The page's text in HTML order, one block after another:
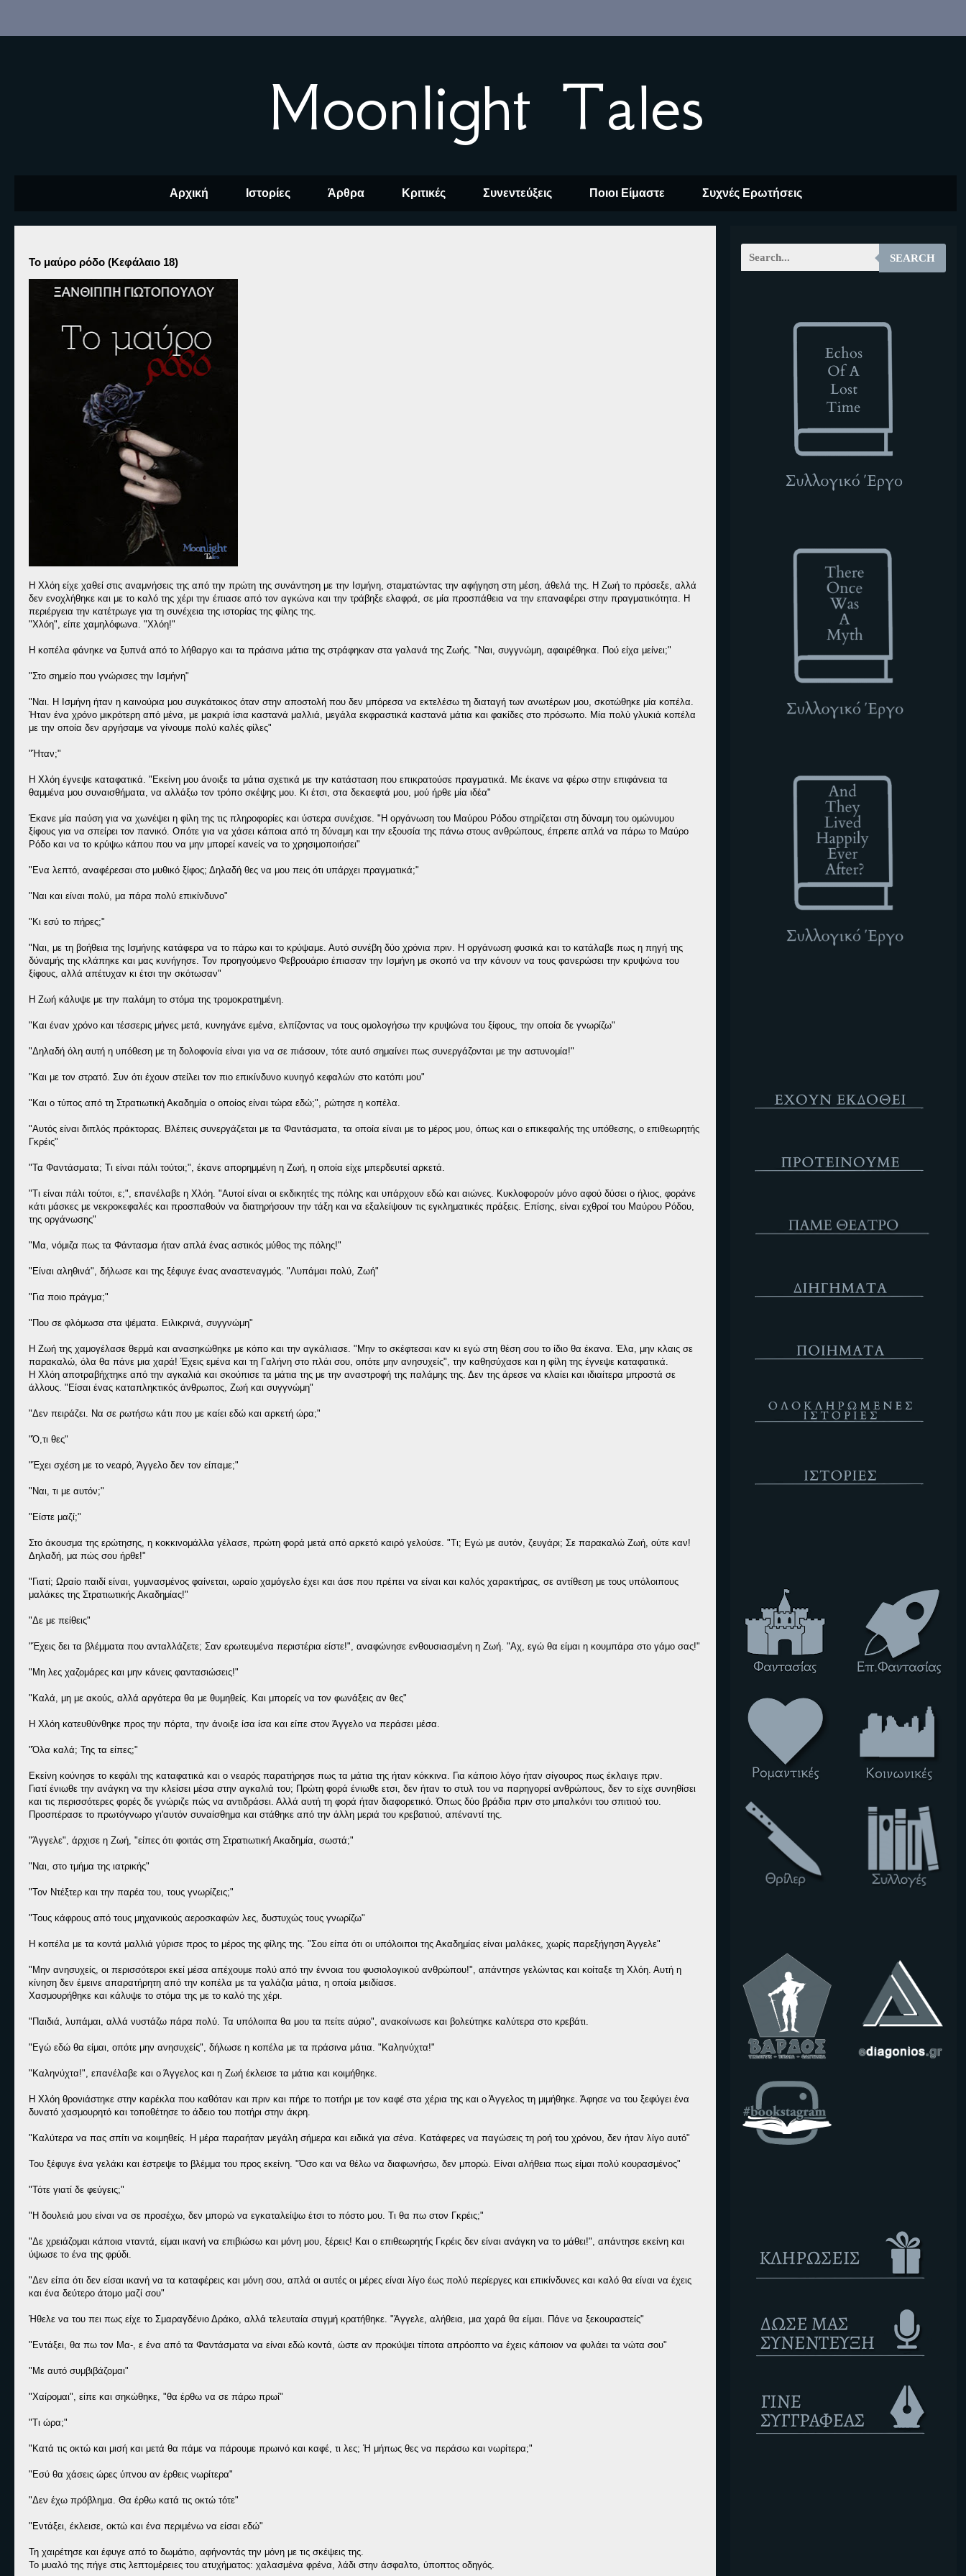
Moonlight Tales
Αρχική Ιστορίες Άρθρα Κριτικές Συνεντεύξεις Ποιοι Είμαστε Συχνές Ερωτήσεις
Το μαύρο ρόδο (Κεφάλαιο 18)
Η Χλόη είχε χαθεί στις αναμνήσεις της από την πρώτη της συνάντηση με την Ισμήνη, σταματώντας την αφήγηση στη μέση, άθελά της. Η Ζωή το πρόσεξε, αλλά
δεν ενοχλήθηκε και με το καλό της χέρι την έπιασε από τον αγκώνα και την τράβηξε ελαφρά, σε μία προσπάθεια να την επαναφέρει στην πραγματικότητα. Η
περιέργεια την κατέτρωγε για τη συνέχεια της ιστορίας της φίλης της.
"Χλόη", είπε χαμηλόφωνα. "Χλόη!"
Η κοπέλα φάνηκε να ξυπνά από το λήθαργο και τα πράσινα μάτια της στράφηκαν στα γαλανά της Ζωής. "Ναι, συγγνώμη, αφαιρέθηκα. Πού είχα μείνει;"
"Στο σημείο που γνώρισες την Ισμήνη"
"Ναι. Η Ισμήνη ήταν η καινούρια μου συγκάτοικος όταν στην αποστολή που δεν μπόρεσα να εκτελέσω τη διαταγή των ανωτέρων μου, σκοτώθηκε μία κοπέλα.
Ήταν ένα χρόνο μικρότερη από μένα, με μακριά ίσια καστανά μαλλιά, μεγάλα εκφραστικά καστανά μάτια και φακίδες στο πρόσωπο. Μία πολύ γλυκιά κοπέλα
με την οποία δεν αργήσαμε να γίνουμε πολύ καλές φίλες"
"Ήταν;"
Η Χλόη έγνεψε καταφατικά. "Εκείνη μου άνοιξε τα μάτια σχετικά με την κατάσταση που επικρατούσε πραγματικά. Με έκανε να φέρω στην επιφάνεια τα
θαμμένα μου συναισθήματα, να αλλάξω τον τρόπο σκέψης μου. Κι έτσι, στα δεκαεφτά μου, μού ήρθε μία ιδέα"
Έκανε μία παύση για να χωνέψει η φίλη της τις πληροφορίες και ύστερα συνέχισε. "Η οργάνωση του Μαύρου Ρόδου στηρίζεται στη δύναμη του ομώνυμου
ξίφους για να σπείρει τον πανικό. Οπότε για να χάσει κάποια από τη δύναμη και την εξουσία της πάνω στους ανθρώπους, έπρεπε απλά να πάρω το Μαύρο
Ρόδο και να το κρύψω κάπου που να μην μπορεί κανείς να το χρησιμοποιήσει"
"Ενα λεπτό, αναφέρεσαι στο μυθικό ξίφος; Δηλαδή θες να μου πεις ότι υπάρχει πραγματικά;"
"Ναι και είναι πολύ, μα πάρα πολύ επικίνδυνο"
"Κι εσύ το πήρες;"
"Ναι, με τη βοήθεια της Ισμήνης κατάφερα να το πάρω και το κρύψαμε. Αυτό συνέβη δύο χρόνια πριν. Η οργάνωση φυσικά και το κατάλαβε πως η πηγή της
δύναμής της κλάπηκε και μας κυνήγησε. Τον προηγούμενο Φεβρουάριο έπιασαν την Ισμήνη με σκοπό να την κάνουν να τους φανερώσει την κρυψώνα του
ξίφους, αλλά απέτυχαν κι έτσι την σκότωσαν"
Η Ζωή κάλυψε με την παλάμη το στόμα της τρομοκρατημένη.
"Και έναν χρόνο και τέσσερις μήνες μετά, κυνηγάνε εμένα, ελπίζοντας να τους ομολογήσω την κρυψώνα του ξίφους, την οποία δε γνωρίζω"
"Δηλαδή όλη αυτή η υπόθεση με τη δολοφονία είναι για να σε πιάσουν, τότε αυτό σημαίνει πως συνεργάζονται με την αστυνομία!"
"Και με τον στρατό. Συν ότι έχουν στείλει τον πιο επικίνδυνο κυνηγό κεφαλών στο κατόπι μου"
"Και ο τύπος από τη Στρατιωτική Ακαδημία ο οποίος είναι τώρα εδώ;", ρώτησε η κοπέλα.
"Αυτός είναι διπλός πράκτορας. Βλέπεις συνεργάζεται με τα Φαντάσματα, τα οποία είναι με το μέρος μου, όπως και ο επικεφαλής της υπόθεσης, ο επιθεωρητής
Γκρέις"
"Τα Φαντάσματα; Τι είναι πάλι τούτοι;", έκανε απορημμένη η Ζωή, η οποία είχε μπερδευτεί αρκετά.
"Τι είναι πάλι τούτοι, ε;", επανέλαβε η Χλόη. "Αυτοί είναι οι εκδικητές της πόλης και υπάρχουν εδώ και αιώνες. Κυκλοφορούν μόνο αφού δύσει ο ήλιος, φοράνε
κάτι μάσκες με νεκροκεφαλές και προσπαθούν να διατηρήσουν την τάξη και να εξαλείψουν τις εγκληματικές πράξεις. Επίσης, είναι εχθροί του Μαύρου Ρόδου,
της οργάνωσης"
"Μα, νόμιζα πως τα Φάντασμα ήταν απλά ένας αστικός μύθος της πόλης!"
"Είναι αληθινά", δήλωσε και της ξέφυγε ένας αναστεναγμός. "Λυπάμαι πολύ, Ζωή"
"Για ποιο πράγμα;"
"Που σε φλόμωσα στα ψέματα. Ειλικρινά, συγγνώμη"
Η Ζωή της χαμογέλασε θερμά και ανασηκώθηκε με κόπο και την αγκάλιασε. "Μην το σκέφτεσαι καν κι εγώ στη θέση σου το ίδιο θα έκανα. Έλα, μην κλαις σε
παρακαλώ, όλα θα πάνε μια χαρά! Έχεις εμένα και τη Γαλήνη στο πλάι σου, οπότε μην ανησυχείς", την καθησύχασε και η φίλη της έγνεψε καταφατικά.
Η Χλόη αποτραβήχτηκε από την αγκαλιά και σκούπισε τα μάτια της με την αναστροφή της παλάμης της. Δεν της άρεσε να κλαίει και ιδιαίτερα μπροστά σε
άλλους. "Είσαι ένας καταπληκτικός άνθρωπος, Ζωή και συγγνώμη"
"Δεν πειράζει. Να σε ρωτήσω κάτι που με καίει εδώ και αρκετή ώρα;"
"Ό,τι θες"
"Έχει σχέση με το νεαρό, Άγγελο δεν τον είπαμε;"
"Ναι, τι με αυτόν;"
"Είστε μαζί;"
Στο άκουσμα της ερώτησης, η κοκκινομάλλα γέλασε, πρώτη φορά μετά από αρκετό καιρό γελούσε. "Τι; Εγώ με αυτόν, ζευγάρι; Σε παρακαλώ Ζωή, ούτε καν!
Δηλαδή, μα πώς σου ήρθε!"
"Γιατί; Ωραίο παιδί είναι, γυμνασμένος φαίνεται, ωραίο χαμόγελο έχει και άσε που πρέπει να είναι και καλός χαρακτήρας, σε αντίθεση με τους υπόλοιπους
μαλάκες της Στρατιωτικής Ακαδημίας!"
"Δε με πείθεις"
"Έχεις δει τα βλέμματα που ανταλλάζετε; Σαν ερωτευμένα περιστέρια είστε!", αναφώνησε ενθουσιασμένη η Ζωή. "Αχ, εγώ θα είμαι η κουμπάρα στο γάμο σας!"
"Μη λες χαζομάρες και μην κάνεις φαντασιώσεις!"
"Καλά, μη με ακούς, αλλά αργότερα θα με θυμηθείς. Και μπορείς να τον φωνάξεις αν θες"
Η Χλόη κατευθύνθηκε προς την πόρτα, την άνοιξε ίσα ίσα και είπε στον Άγγελο να περάσει μέσα.
"Όλα καλά; Της τα είπες;"
Εκείνη κούνησε το κεφάλι της καταφατικά και ο νεαρός παρατήρησε πως τα μάτια της ήταν κόκκινα. Για κάποιο λόγο ήταν σίγουρος πως έκλαιγε πριν.
Γιατί ένιωθε την ανάγκη να την κλείσει μέσα στην αγκαλιά του; Πρώτη φορά ένιωθε ετσι, δεν ήταν το στυλ του να παρηγορεί ανθρώπους, δεν το είχε συνηθίσει
και τις περισσότερες φορές δε γνώριζε πώς να αντιδράσει. Αλλά αυτή τη φορά ήταν διαφορετικό. Όπως δύο βράδια πριν στο μπαλκόνι του σπιτιού του.
Προσπέρασε το πρωτόγνωρο γι'αυτόν συναίσθημα και στάθηκε από την άλλη μεριά του κρεβατιού, απέναντί της.
"Άγγελε", άρχισε η Ζωή, "είπες ότι φοιτάς στη Στρατιωτική Ακαδημία, σωστά;"
"Ναι, στο τμήμα της ιατρικής"
"Τον Ντέξτερ και την παρέα του, τους γνωρίζεις;"
"Τους κάφρους από τους μηχανικούς αεροσκαφών λες, δυστυχώς τους γνωρίζω"
Η κοπέλα με τα κοντά μαλλιά γύρισε προς το μέρος της φίλης της. "Σου είπα ότι οι υπόλοιποι της Ακαδημίας είναι μαλάκες, χωρίς παρεξήγηση Άγγελε"
"Μην ανησυχείς, οι περισσότεροι εκεί μέσα απέχουμε πολύ από την έννοια του φυσιολογικού ανθρώπου!", απάντησε γελώντας και κοίταξε τη Χλόη. Αυτή η
κίνηση δεν έμεινε απαρατήρητη από την κοπέλα με τα γαλάζια μάτια, η οποία μειδίασε.
Χασμουρήθηκε και κάλυψε το στόμα της με το καλό της χέρι.
"Παιδιά, λυπάμαι, αλλά νυστάζω πάρα πολύ. Τα υπόλοιπα θα μου τα πείτε αύριο", ανακοίνωσε και βολεύτηκε καλύτερα στο κρεβάτι.
"Εγώ εδώ θα είμαι, οπότε μην ανησυχείς", δήλωσε η κοπέλα με τα πράσινα μάτια. "Καληνύχτα!"
"Καληνύχτα!", επανέλαβε και ο Άγγελος και η Ζωή έκλεισε τα μάτια και κοιμήθηκε.
Η Χλόη θρονιάστηκε στην καρέκλα που καθόταν και πριν και πήρε το ποτήρι με τον καφέ στα χέρια της και ο Άγγελος τη μιμήθηκε. Άφησε να του ξεφύγει ένα
δυνατό χασμουρητό και τοποθέτησε το άδειο του ποτήρι στην άκρη.
"Καλύτερα να πας σπίτι να κοιμηθείς. Η μέρα παραήταν μεγάλη σήμερα και ειδικά για σένα. Κατάφερες να παγώσεις τη ροή του χρόνου, δεν ήταν λίγο αυτό"
Του ξέφυγε ένα γελάκι και έστρεψε το βλέμμα του προς εκείνη. "Όσο και να θέλω να διαφωνήσω, δεν μπορώ. Είναι αλήθεια πως είμαι πολύ κουρασμένος"
"Τότε γιατί δε φεύγεις;"
"Η δουλειά μου είναι να σε προσέχω, δεν μπορώ να εγκαταλείψω έτσι το πόστο μου. Τι θα πω στον Γκρέις;"
"Δε χρειάζομαι κάποια νταντά, είμαι ικανή να επιβιώσω και μόνη μου, ξέρεις! Και ο επιθεωρητής Γκρέις δεν είναι ανάγκη να το μάθει!", απάντησε εκείνη και
ύψωσε το ένα της φρύδι.
"Δεν είπα ότι δεν είσαι ικανή να τα καταφέρεις και μόνη σου, απλά οι αυτές οι μέρες είναι λίγο έως πολύ περίεργες και επικίνδυνες και καλό θα είναι να έχεις
και ένα δεύτερο άτομο μαζί σου"
Ήθελε να του πει πως είχε το Σμαραγδένιο Δράκο, αλλά τελευταία στιγμή κρατήθηκε. "Άγγελε, αλήθεια, μια χαρά θα είμαι. Πάνε να ξεκουραστείς"
"Εντάξει, θα πω τον Μα-, ε ένα από τα Φαντάσματα να είναι εδώ κοντά, ώστε αν προκύψει τίποτα απρόοπτο να έχεις κάποιον να φυλάει τα νώτα σου"
"Με αυτό συμβιβάζομαι"
"Χαίρομαι", είπε και σηκώθηκε, "θα έρθω να σε πάρω πρωί"
"Τι ώρα;"
"Κατά τις οκτώ και μισή και μετά θα πάμε να πάρουμε πρωινό και καφέ, τι λες; Ή μήπως θες να περάσω και νωρίτερα;"
"Εσύ θα χάσεις ώρες ύπνου αν έρθεις νωρίτερα"
"Δεν έχω πρόβλημα. Θα έρθω κατά τις οκτώ τότε"
"Εντάξει, έκλεισε, οκτώ και ένα περιμένω να είσαι εδώ"
Τη χαιρέτησε και έφυγε από το δωμάτιο, αφήνοντάς την μόνη με τις σκέψεις της.
Το μυαλό της πήγε στις λεπτομέρειες του ατυχήματος: χαλασμένα φρένα, λάδι στην άσφαλτο, ύποπτος οδηγός.
SEARCH